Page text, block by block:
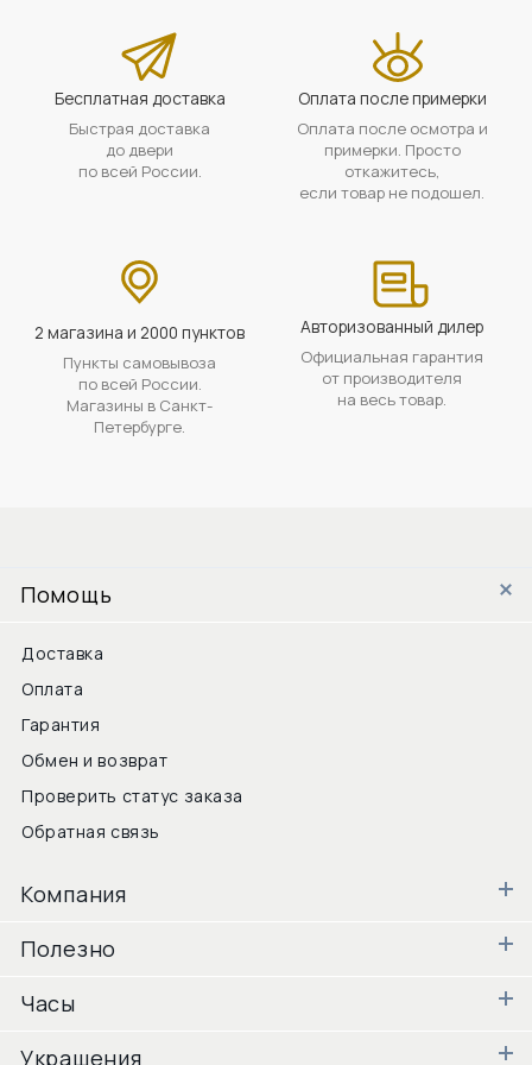
Бесплатная доставка
Быстрая доставка
до двери
по всей России.
Оплата после примерки
Оплата после осмотра и
примерки. Просто
откажитесь,
если товар не подошел.
2 магазина и 2000 пунктов
Пункты самовывоза
по всей России.
Магазины в Санкт-
Петербурге.
Авторизованный дилер
Официальная гарантия
от производителя
на весь товар.
Помощь
Доставка
Оплата
Гарантия
Обмен и возврат
Проверить статус заказа
Обратная связь
Компания
Полезно
Часы
Украшения